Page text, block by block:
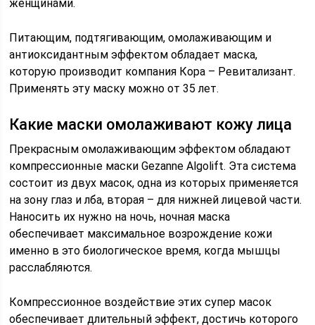
женщинами.
Питающим, подтягивающим, омолаживающим и
антиоксидантным эффектом обладает маска,
которую производит компания Кора – Ревитализант.
Применять эту маску можно от 35 лет.
Какие маски омолаживают кожу лица
Прекрасным омолаживающим эффектом обладают
компрессионные маски Gezanne Algolift. Эта система
состоит из двух масок, одна из которых применяется
на зону глаз и лба, вторая – для нижней лицевой части.
Наносить их нужно на ночь, ночная маска
обеспечивает максимальное возрождение кожи
именно в это биологическое время, когда мышцы
расслабляются.
Компрессионное воздействие этих супер масок
обеспечивает длительный эффект, достичь которого